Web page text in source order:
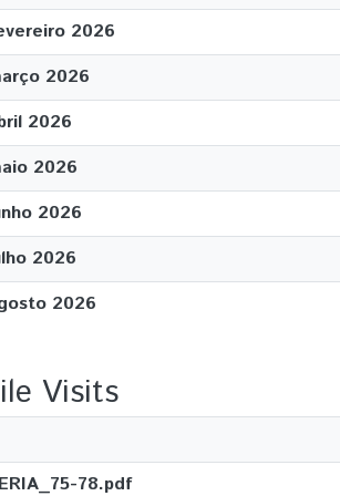
2026
2026
2026
2026
2026
2026
2026
Visits
78.pdf